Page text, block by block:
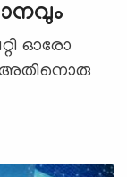
ഓരോ
അതിനൊരു